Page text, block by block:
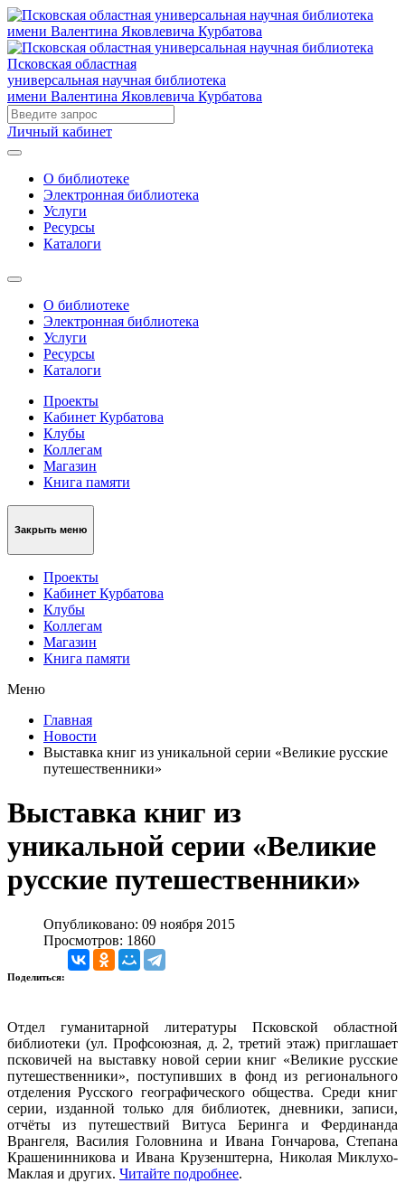
Псковская областная
универсальная научная библиотека
имени Валентина Яковлевича Курбатова
Личный кабинет
О библиотеке
Электронная библиотека
Услуги
Ресурсы
Каталоги
О библиотеке
Электронная библиотека
Услуги
Ресурсы
Каталоги
Проекты
Кабинет Курбатова
Клубы
Коллегам
Магазин
Книга памяти
Закрыть меню
Проекты
Кабинет Курбатова
Клубы
Коллегам
Магазин
Книга памяти
Меню
Главная
Новости
Выставка книг из уникальной серии «Великие русские
путешественники»
Выставка книг из
уникальной серии «Великие
русские путешественники»
Опубликовано: 09 ноября 2015
Просмотров: 1860
Поделиться:
Отдел гуманитарной литературы Псковской областной
библиотеки (ул. Профсоюзная, д. 2, третий этаж) приглашает
псковичей на выставку новой серии книг «Великие русские
путешественники», поступивших в фонд из регионального
отделения Русского географического общества. Среди книг
серии, изданной только для библиотек, дневники, записи,
отчёты из путешествий Витуса Беринга и Фердинанда
Врангеля, Василия Головнина и Ивана Гончарова, Степана
Крашенинникова и Ивана Крузенштерна, Николая Миклухо-
Маклая и других. Читайте подробнее.